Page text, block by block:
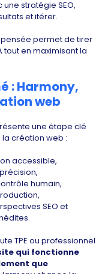
stratégie SEO,
et itérer.
permet de tirer
tout en maximisant la
: Harmony,
web
une étape clé
la création web :
accessible,
humain,
SEO et
TPE ou professionnel
qui fonctionne
que